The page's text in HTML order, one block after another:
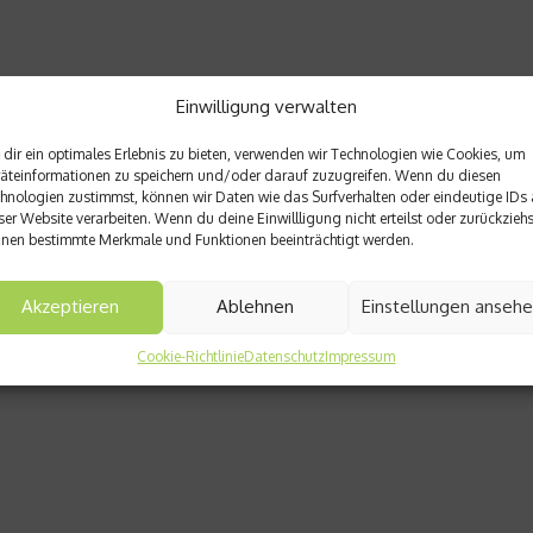
Einwilligung verwalten
dir ein optimales Erlebnis zu bieten, verwenden wir Technologien wie Cookies, um
zu speichern und/oder darauf zuzugreifen. Wenn du diesen
zustimmst, können wir Daten wie das Surfverhalten oder eindeutige IDs
Website verarbeiten. Wenn du deine Einwillligung nicht erteilst oder
bestimmte Merkmale und Funktionen beeinträchtigt werden.
Akzeptieren Ablehnen Einstellungen
Cookie-RichtlinieDatenschutzImpressum